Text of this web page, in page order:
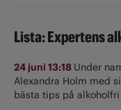
Lista: Expertens
24 juni 13:18 Under
Alexandra Holm med
bästa tips på